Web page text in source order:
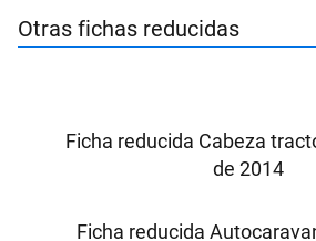
Otras fichas reducidas
Ficha reducida Cabeza
de 2014
Ficha reducida